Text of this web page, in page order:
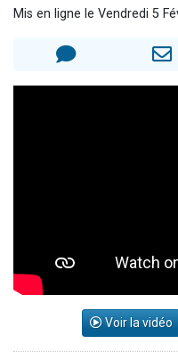
Mis en ligne le Vendredi 5
Voir la vidéo